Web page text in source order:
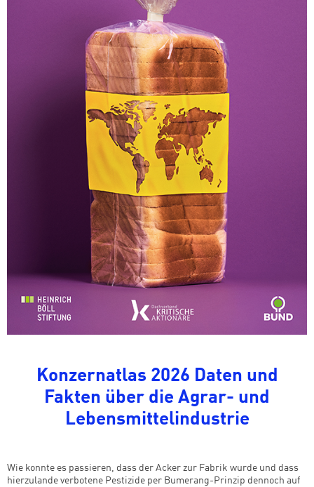
Konzernatlas 2026 Daten und
Fakten über die Agrar- und
Lebensmittelindustrie
Wie konnte es passieren, dass der Acker zur Fabrik wurde und dass
hierzulande verbotene Pestizide per Bumerang-Prinzip dennoch auf